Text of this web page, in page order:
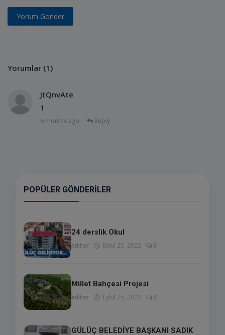
Yorum Gönder
Yorumlar (1)
JtQnvAte
1
6 months ago Reply
POPÜLER GÖNDERILER
24 derslik Okul
editor Eylül 25, 2022 0
Millet Bahçesi Projesi
editor Eylül 25, 2022 0
GÜLÜÇ BELEDİYE BAŞKANI SADIK